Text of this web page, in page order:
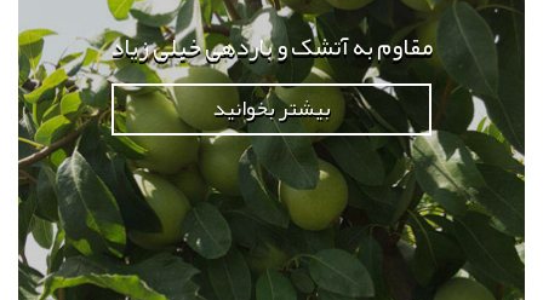
مقاوم به آتشک و باردهی خیلی زیاد
بیشتر بخوانید